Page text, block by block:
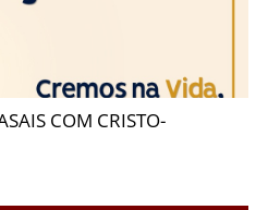
COM CRISTO-